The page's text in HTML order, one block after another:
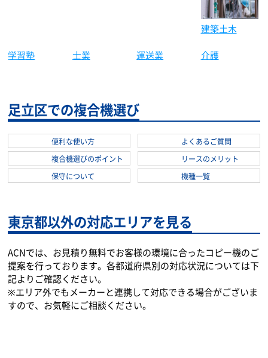
建築土木
学習塾
足立区での複合機選び
便利な使い方
よくあるご質問
保守について
機種一覧
東京都以外の対応エリアを見る
ACNでは、お見積り無料でお客様の環境に合ったコピー機のご
提案を行っております。各都道府県別の対応状況については下